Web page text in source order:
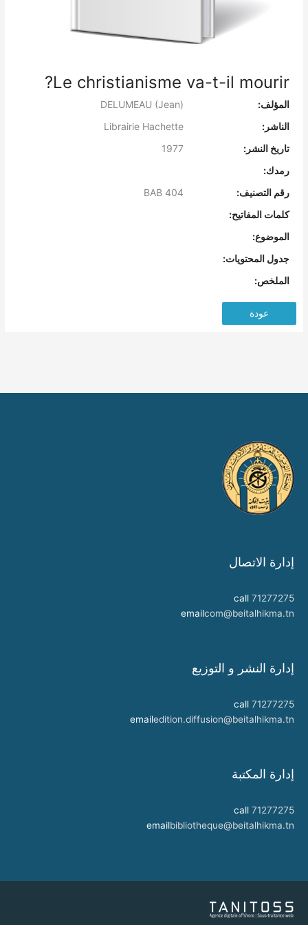
Le christianisme va-t-il mourir?
المؤلف:
الناشر:
Librairie Hachette
تاريخ النشر:
رمدك:
رقم التصنيف:
كلمات المفاتيح:
الموضوع:
جدول المحتويات:
الملخص:
عودة
إدارة الاتصال
call 71277275
emailcom@beitalhikma.tn
إدارة النشر و التوزيع
call 71277275
emailedition.diffusion@beitalhikma.tn
إدارة المكتبة
call 71277275
emailbibliotheque@beitalhikma.tn